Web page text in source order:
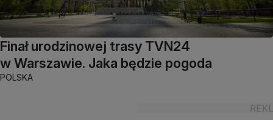
Finał urodzinowej trasy TVN24
w Warszawie. Jaka będzie pogoda
POLSKA